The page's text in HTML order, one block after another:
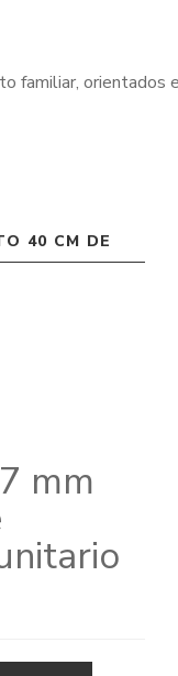
40 CM DE
mm